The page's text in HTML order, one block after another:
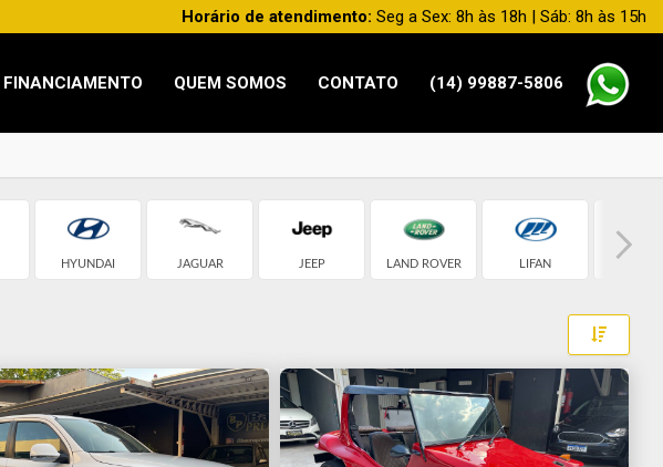
Horário de atendimento: Seg a Sex: 8h às 18h | Sáb: 8h às 15h
FINANCIAMENTO QUEM SOMOS CONTATO (14) 99887-5806
HYUNDAI JAGUAR JEEP LAND ROVER LIFAN
Toggle